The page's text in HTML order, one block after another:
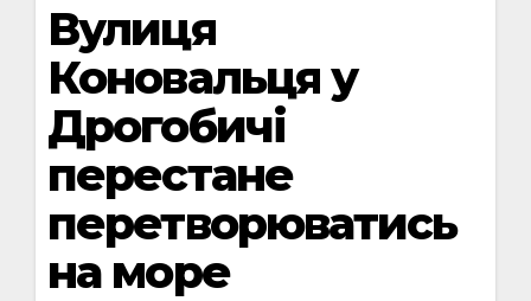
Вулиця
Коновальця у
Дрогобичі
перестане
перетворюватись
на море